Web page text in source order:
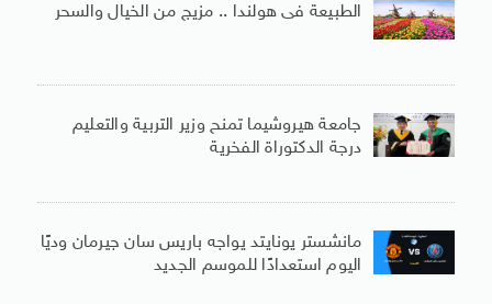
الطبيعة فى هولندا .. مزيج من الخيال والسحر
جامعة هيروشيما تمنح وزير التربية والتعليم
درجة الدكتوراة الفخرية
مانشستر يونايتد يواجه باريس سان جيرمان وديًا
اليوم استعدادًا للموسم الجديد